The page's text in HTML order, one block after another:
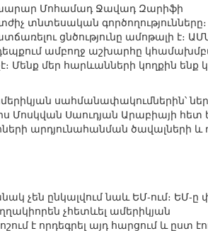
Մոհամադ Ջավադ Զարիֆի
տնտեսական
ցնծությունը ամոթալի է։
ամբողջ աշխարհը
մեր հարևանների կողքին ենք
սահմանափակումներին՝
Մոսկվան Սաուդյան Արաբիայի հետ
արդյունահանման ծավալների և
ընկալվում նաև ԵՄ-ում։ ԵՄ-ը
չհետևել ամերիկյան
է որդեգրել այդ հարցում և ըստ